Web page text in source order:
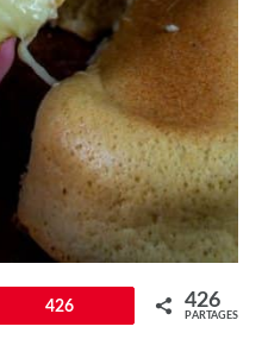
Épingle426 426
PARTAGES